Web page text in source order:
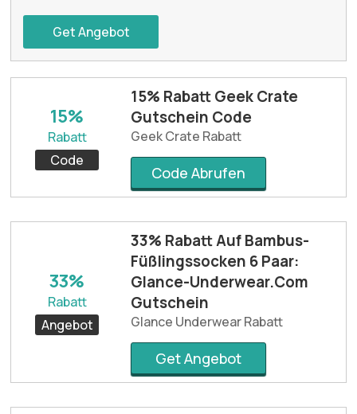
Get Angebot
15%
Rabatt
Code
15% Rabatt Geek Crate
Gutschein Code
Geek Crate Rabatt
Code Abrufen
33%
Rabatt
Angebot
33% Rabatt Auf Bambus-
Füßlingssocken 6 Paar:
Glance-Underwear.Com
Gutschein
Glance Underwear Rabatt
Get Angebot